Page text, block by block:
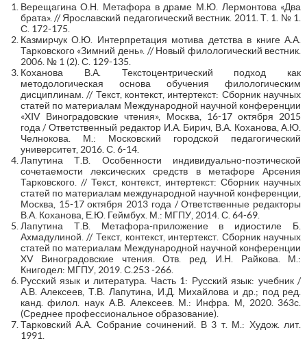
Верещагина О.Н. Метафора в драме М.Ю. Лермонтова «Два
брата». // Ярославский педагогический вестник. 2011. Т. 1. № 1.
С. 172-175.
Казмирчук О.Ю. Интерпретация мотива детства в книге А.А.
Тарковского «Зимний день». // Новый филологический вестник.
2006. № 1 (2). С. 129-135.
Коханова В.А. Текстоцентрический подход как
методологическая основа обучения филологическим
дисциплинам. // Текст, контекст, интертекст: Сборник научных
статей по материалам Международной научной конференции
«XIV Виноградовские чтения», Москва, 16-17 октября 2015
года / Ответственный редактор И.А. Бирич, В.А. Коханова, А.Ю.
Челнокова. М.: Московский городской педагогический
университет, 2016. С. 6-14.
Лапутина Т.В. Особенности индивидуально-поэтической
сочетаемости лексических средств в метафоре Арсения
Тарковского. // Текст, контекст, интертекст: Сборник научных
статей по материалам международной научной конференции,
Москва, 15-17 октября 2013 года / Ответственные редакторы
В.А. Коханова, Е.Ю. Геймбух. М.: МГПУ, 2014. С. 64-69.
Лапутина Т.В. Метафора-приложение в идиостиле Б.
Ахмадулиной. // Текст, контекст, интертекст. Сборник научных
статей по материалам Международной научной конференции
XV Виноградовские чтения. Отв. ред. И.Н. Райкова. М.:
Книгодел: МГПУ, 2019. С.253 -266.
Русский язык и литература. Часть 1: Русский язык: учебник /
А.В. Алексеев, Т.В. Лапутина, И.Д. Михайлова и др.; под ред.
канд. филол. наук А.В. Алексеев. М.: Инфра. М, 2020. 363с.
(Среднее профессиональное образование).
Тарковский А.А. Собрание сочинений. В 3 т. М.: Худож. лит.
1991.